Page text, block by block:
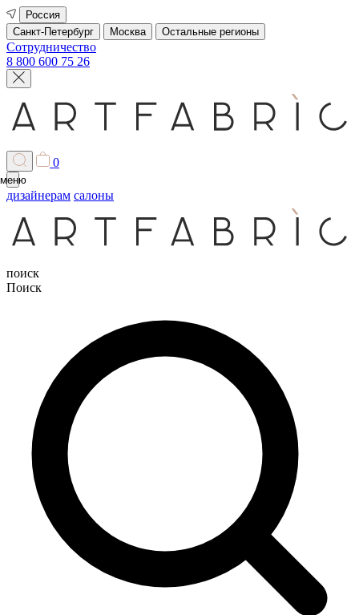
Россия
Санкт-Петербург
Москва Остальные регионы
Сотрудничество
8 800 600 75 26
0
меню
дизайнерам салоны
поиск
Поиск